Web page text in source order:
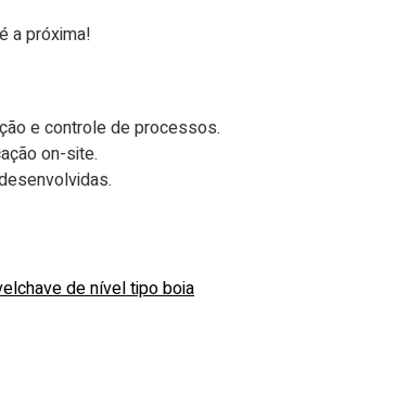
a próxima!
e controle de processos.
on-site.
chave de nível tipo boia